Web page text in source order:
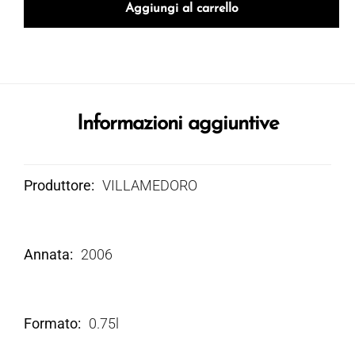
Aggiungi al carrello
Informazioni aggiuntive
Produttore VILLAMEDORO
Annata 2006
Formato 0.75l